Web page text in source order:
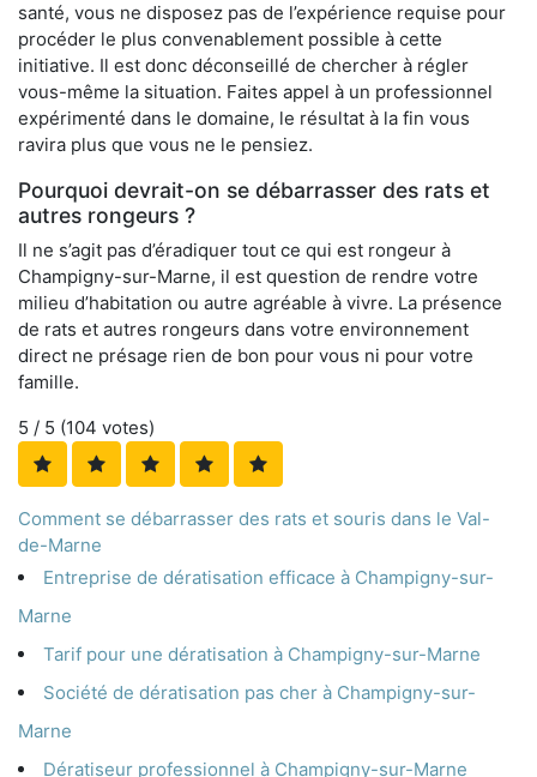
santé, vous ne disposez pas de l’expérience requise pour
procéder le plus convenablement possible à cette
initiative. Il est donc déconseillé de chercher à régler
vous-même la situation. Faites appel à un professionnel
expérimenté dans le domaine, le résultat à la fin vous
ravira plus que vous ne le pensiez.
Pourquoi devrait-on se débarrasser des rats et
autres rongeurs ?
Il ne s’agit pas d’éradiquer tout ce qui est rongeur à
Champigny-sur-Marne, il est question de rendre votre
milieu d’habitation ou autre agréable à vivre. La présence
de rats et autres rongeurs dans votre environnement
direct ne présage rien de bon pour vous ni pour votre
famille.
5 / 5 (104 votes)
Comment se débarrasser des rats et souris dans le Val-
de-Marne
Entreprise de dératisation efficace à Champigny-sur-
Marne
Tarif pour une dératisation à Champigny-sur-Marne
Société de dératisation pas cher à Champigny-sur-
Marne
Dératiseur professionnel à Champigny-sur-Marne